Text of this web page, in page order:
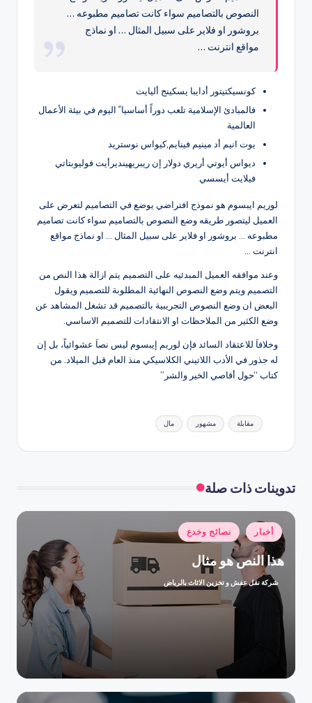
النصوص بالتصاميم سواء كانت تصاميم مطبوعه …
بروشور او فلاير على سبيل المثال … او نماذج
مواقع انترنت …
كونسيكتيتور أدايبا يسكينج أليايت
فالمبادئ الإسلامية تلعب دوراً أساسيا ً اليوم في بيئة الأعمال
العالمية
يوت انيم أد مينيم فينايم,كيواس نوستريد
ديواس أيوتي أريري دولار إن ريبريهينديرأيت فوليوبتاتي
فيلايت أيسسي
لوريم ايبسوم هو نموذج افتراضي يوضع في التصاميم لتعرض على
العميل ليتصور طريقه وضع النصوص بالتصاميم سواء كانت تصاميم
مطبوعه … بروشور او فلاير على سبيل المثال … او نماذج مواقع
انترنت …
وعند موافقه العميل المبدئيه على التصميم يتم ازالة هذا النص من
التصميم ويتم وضع النصوص النهائية المطلوبة للتصميم ويقول
البعض ان وضع النصوص التجريبية بالتصميم قد تشغل المشاهد عن
وضع الكثير من الملاحظات او الانتقادات للتصميم الاساسي.
وخلافاَ للاعتقاد السائد فإن لوريم إيبسوم ليس نصاَ عشوائياً، بل إن
له جذور في الأدب اللاتيني الكلاسيكي منذ العام قبل الميلاد. من
كتاب “حول أقاصي الخير والشر”
العلامات: مال مشهور مقابلة
تدوينات ذات صلة
نُشر
في
أخبار نصائح وخدع
هذا النص هو مثال
تمّ
شركة نقل عفش و تخزين الاثاث بالرياض